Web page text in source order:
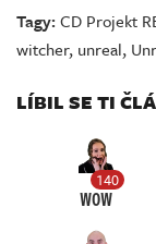
Tagy:CD Projekt
witcher, unreal,
LÍBIL SE TI
140
WOW